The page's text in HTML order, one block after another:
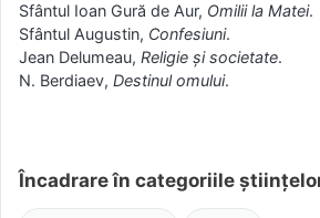
Sfântul Ioan Gură de Aur, Omilii la Matei.
Sfântul Augustin, Confesiuni.
Jean Delumeau, Religie și societate.
N. Berdiaev, Destinul omului.
Încadrare în categoriile